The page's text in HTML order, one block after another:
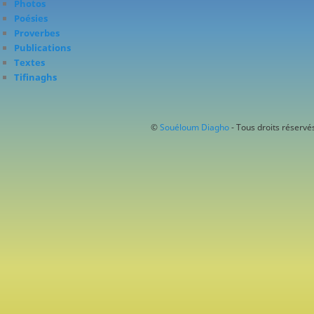
Photos
Poésies
Proverbes
Publications
Textes
Tifinaghs
© Souéloum Diagho- Tous droits